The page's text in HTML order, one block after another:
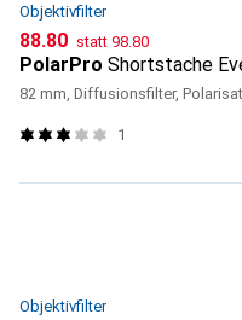
Objektivfilter
CHF
88.80 statt CHF
98.80
PolarPro Shortstache
82 mm, Diffusionsfilter,
1
Objektivfilter